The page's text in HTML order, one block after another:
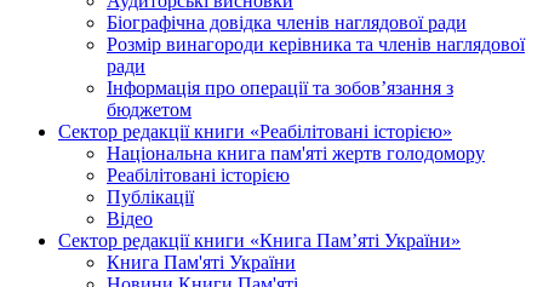
Біографічна довідка членів наглядової ради
Розмір винагороди керівника та членів наглядової
ради
Інформація про операції та зобов’язання з
бюджетом
Сектор редакції книги «Реабілітовані історією»
Національна книга пам'яті жертв голодомору
Реабілітовані історією
Публікації
Відео
Сектор редакції книги «Книга Пам’яті України»
Книга Пам'яті України